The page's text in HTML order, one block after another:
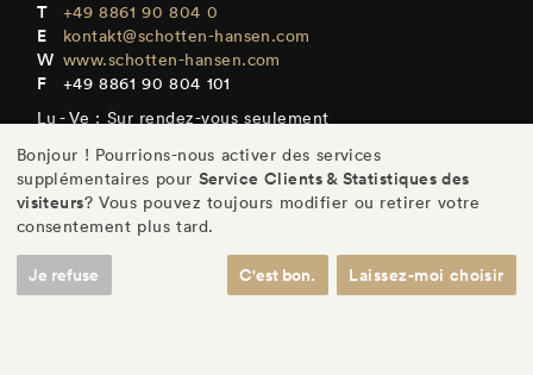
+49 8861 90 804 0
kontakt@schotten-hansen.com
www.schotten-hansen.com
+49 8861 90 804 101
Lu - Ve : Sur rendez-vous seulement
ES
Bonjour ! Pourrions-nous activer des services
supplémentaires pour Service Clients & Statistiques des
visiteurs? Vous pouvez toujours modifier ou retirer votre
consentement plus tard.
Laissez-moi choisir
Je refuse C'est bon.